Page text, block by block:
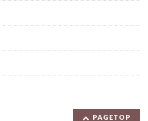
PAGETOP